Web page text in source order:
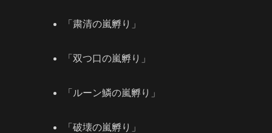
「粛清の嵐孵り」
「双つ口の嵐孵り」
「ルーン鱗の嵐孵り」
「破壊の嵐孵り」